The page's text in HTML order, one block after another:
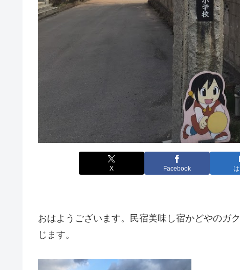
X Facebook
おはようございます。民宿美味し宿かどやのガ
じます。